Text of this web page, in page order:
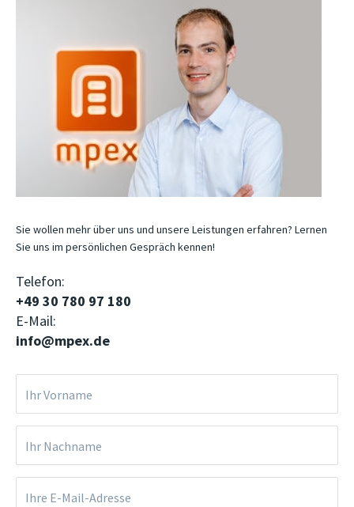
Sie wollen mehr über uns und unsere Leistungen erfahren? Lernen
Sie uns im persönlichen Gespräch kennen!
Telefon:
+49 30 780 97 180
E-Mail:
info@mpex.de
Ihr Vorname
Ihr Nachname
Ihre E-Mail-Adresse